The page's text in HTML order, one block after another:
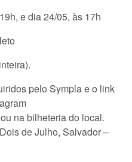
e dia 24/05, às 17h
pelo Sympla e o link
na bilheteria do local.
de Julho, Salvador –